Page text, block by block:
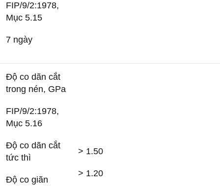
FIP/9/2:1978,
Mục 5.15
7 ngày
Độ co dãn cắt
trong nén, GPa
FIP/9/2:1978,
Mục 5.16
Độ co dãn cắt
tức thì
Độ co giãn
> 1.50
> 1.20